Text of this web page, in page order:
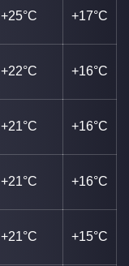
+25°C +17°C
+22°C +16°C
+21°C +16°C
+21°C +16°C
+21°C +15°C